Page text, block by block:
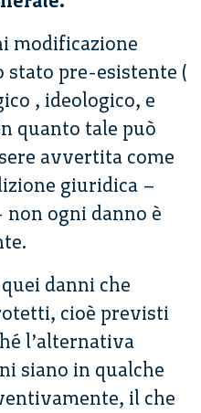
modificazione
stato pre-esistente (
, ideologico, e
quanto tale può
avvertita come
giuridica –
ogni danno è
danni che
cioè previsti
l’alternativa
siano in qualche
il che